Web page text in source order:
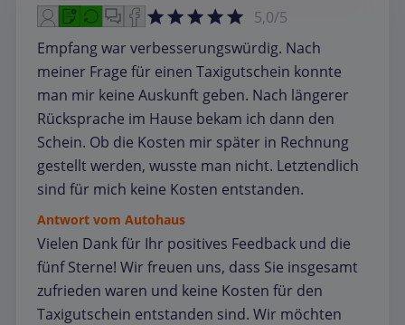
5,0/5
Empfang war verbesserungswürdig. Nach
meiner Frage für einen Taxigutschein konnte
man mir keine Auskunft geben. Nach längerer
Rücksprache im Hause bekam ich dann den
Schein. Ob die Kosten mir später in Rechnung
gestellt werden, wusste man nicht. Letztendlich
sind für mich keine Kosten entstanden.
Antwort vom Autohaus
Vielen Dank für Ihr positives Feedback und die
fünf Sterne! Wir freuen uns, dass Sie insgesamt
zufrieden waren und keine Kosten für den
Taxigutschein entstanden sind. Wir möchten